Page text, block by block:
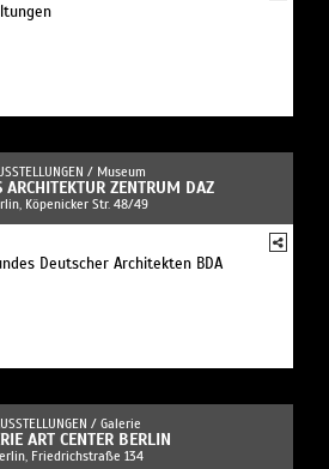
/ Museum
ARCHITEKTUR ZENTRUM DAZ
Köpenicker Str. 48/49
Deutscher Architekten BDA
/ Galerie
ART CENTER BERLIN
Friedrichstraße 134